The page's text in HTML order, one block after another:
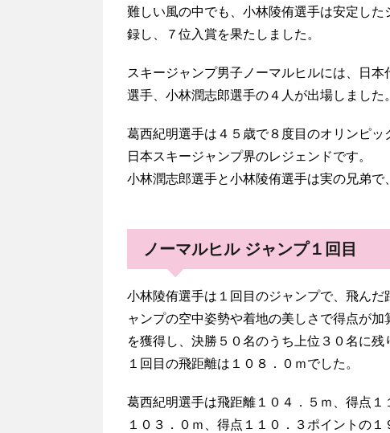
難しい風の中でも、小林陵侑選手は安定し
録し、７位入賞を果たしました。
スキージャンプ男子ノーマルヒルには、日
選手、小林潤志郎選手の４人が出場しました。
葛西紀明選手は４５歳で８度目のオリンピッ
日本スキージャンプ界のレジェンドです。
小林潤志郎選手と小林陵侑選手は実の兄弟で
ノーマルヒル ジャンプ１回目
小林陵侑選手は１回目のジャンプで、飛ん
ャンプの空中姿勢や着地の美しさで得点が
を獲得し、決勝５０名のうち上位３０名に残
１回目の飛距離は１０８．０ｍでした。
葛西紀明選手は飛距離１０４．５ｍ、得点
１０３．０ｍ、得点１１０．３ポイントの